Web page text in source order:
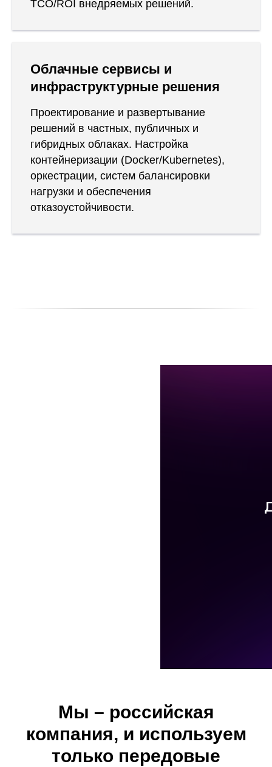
TCO/ROI внедряемых решений.
Облачные сервисы и
инфраструктурные решения
Проектирование и развертывание
решений в частных, публичных и
гибридных облаках. Настройка
контейнеризации (Docker/Kubernetes),
оркестрации, систем балансировки
нагрузки и обеспечения
отказоустойчивости.
Мы – российская
компания, и используем
только передовые